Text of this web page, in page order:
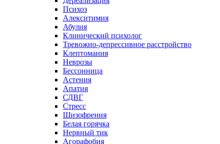
Психоз
Алекситимия
Абулия
Клинический психолог
Тревожно-депрессивное расстройство
Клептомания
Неврозы
Бессонница
Астения
Апатия
СДВГ
Стресс
Шизофрения
Белая горячка
Нервный тик
Агорафобия